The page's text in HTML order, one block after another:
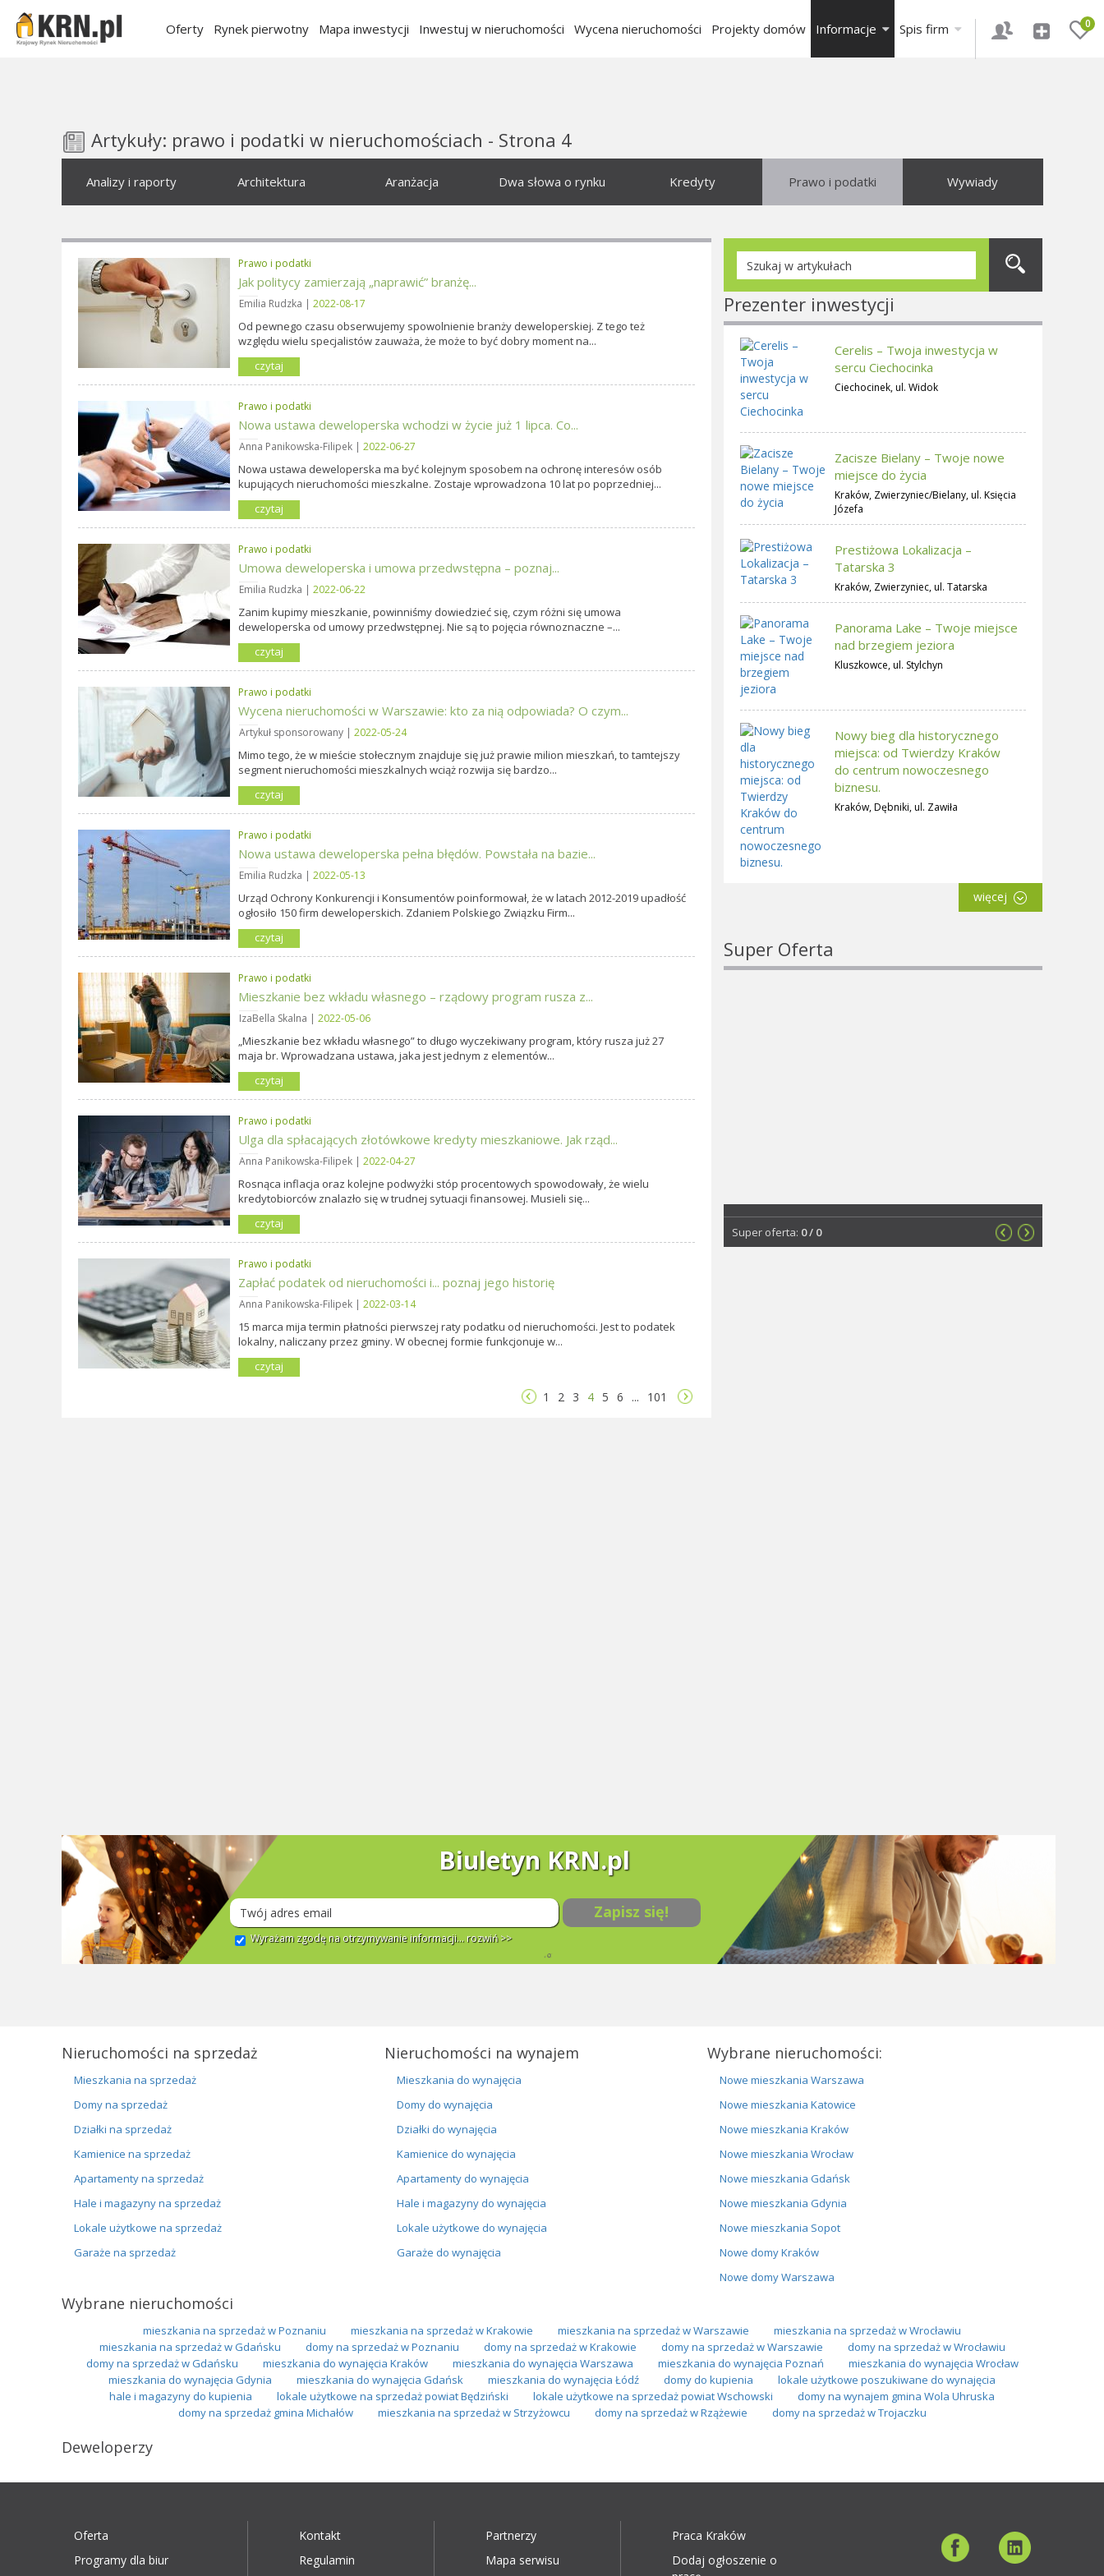
0
Oferty Rynek pierwotny Mapa inwestycji Inwestuj w nieruchomości Wycena nieruchomości Projekty domów Informacje Spis firm
Artykuły: prawo i podatki w nieruchomościach - Strona 4
Analizy i raporty Architektura Aranżacja Dwa słowa o rynku Kredyty Prawo i podatki Wywiady
Prawo i podatki
Jak politycy zamierzają „naprawić” branżę...
Emilia Rudzka | 2022-08-17
Od pewnego czasu obserwujemy spowolnienie branży deweloperskiej. Z tego też
względu wielu specjalistów zauważa, że może to być dobry moment na...
czytaj
Prawo i podatki
Nowa ustawa deweloperska wchodzi w życie już 1 lipca. Co...
Anna Panikowska-Filipek | 2022-06-27
Nowa ustawa deweloperska ma być kolejnym sposobem na ochronę interesów osób
kupujących nieruchomości mieszkalne. Zostaje wprowadzona 10 lat po poprzedniej...
czytaj
Prawo i podatki
Umowa deweloperska i umowa przedwstępna – poznaj...
Emilia Rudzka | 2022-06-22
Zanim kupimy mieszkanie, powinniśmy dowiedzieć się, czym różni się umowa
deweloperska od umowy przedwstępnej. Nie są to pojęcia równoznaczne –...
czytaj
Prawo i podatki
Wycena nieruchomości w Warszawie: kto za nią odpowiada? O czym...
Artykuł sponsorowany | 2022-05-24
Mimo tego, że w mieście stołecznym znajduje się już prawie milion mieszkań, to tamtejszy
segment nieruchomości mieszkalnych wciąż rozwija się bardzo...
czytaj
Prawo i podatki
Nowa ustawa deweloperska pełna błędów. Powstała na bazie...
Emilia Rudzka | 2022-05-13
Urząd Ochrony Konkurencji i Konsumentów poinformował, że w latach 2012-2019 upadłość
ogłosiło 150 firm deweloperskich. Zdaniem Polskiego Związku Firm...
czytaj
Prawo i podatki
Mieszkanie bez wkładu własnego – rządowy program rusza z...
IzaBella Skalna | 2022-05-06
„Mieszkanie bez wkładu własnego” to długo wyczekiwany program, który rusza już 27
maja br. Wprowadzana ustawa, jaka jest jednym z elementów...
czytaj
Prawo i podatki
Ulga dla spłacających złotówkowe kredyty mieszkaniowe. Jak rząd...
Anna Panikowska-Filipek | 2022-04-27
Rosnąca inflacja oraz kolejne podwyżki stóp procentowych spowodowały, że wielu
kredytobiorców znalazło się w trudnej sytuacji finansowej. Musieli się...
czytaj
Prawo i podatki
Zapłać podatek od nieruchomości i... poznaj jego historię
Anna Panikowska-Filipek | 2022-03-14
15 marca mija termin płatności pierwszej raty podatku od nieruchomości. Jest to podatek
lokalny, naliczany przez gminy. W obecnej formie funkcjonuje w...
czytaj
1 2 3 4 5 6 ... 101
Prezenter inwestycji
Cerelis – Twoja inwestycja w
sercu Ciechocinka
Ciechocinek, ul. Widok
Zacisze Bielany – Twoje nowe
miejsce do życia
Kraków, Zwierzyniec/Bielany, ul. Księcia
Józefa
Prestiżowa Lokalizacja –
Tatarska 3
Kraków, Zwierzyniec, ul. Tatarska
Panorama Lake – Twoje miejsce
nad brzegiem jeziora
Kluszkowce, ul. Stylchyn
Nowy bieg dla historycznego
miejsca: od Twierdzy Kraków
do centrum nowoczesnego
biznesu.
Kraków, Dębniki, ul. Zawiła
więcej
Super Oferta
Super oferta: 0/ 0
Biuletyn KRN.pl
Zapisz się!
Wyrażam zgodę na otrzymywanie informacji... rozwiń >>
Nieruchomości na sprzedaż
Mieszkania na sprzedaż
Domy na sprzedaż
Działki na sprzedaż
Kamienice na sprzedaż
Apartamenty na sprzedaż
Hale i magazyny na sprzedaż
Lokale użytkowe na sprzedaż
Garaże na sprzedaż
Nieruchomości na wynajem
Mieszkania do wynajęcia
Domy do wynajęcia
Działki do wynajęcia
Kamienice do wynajęcia
Apartamenty do wynajęcia
Hale i magazyny do wynajęcia
Lokale użytkowe do wynajęcia
Garaże do wynajęcia
Wybrane nieruchomości:
Nowe mieszkania Warszawa
Nowe mieszkania Katowice
Nowe mieszkania Kraków
Nowe mieszkania Wrocław
Nowe mieszkania Gdańsk
Nowe mieszkania Gdynia
Nowe mieszkania Sopot
Nowe domy Kraków
Nowe domy Warszawa
Wybrane nieruchomości
mieszkania na sprzedaż w Poznaniu mieszkania na sprzedaż w Krakowie mieszkania na sprzedaż w Warszawie
mieszkania na sprzedaż w Wrocławiu
mieszkania na sprzedaż w Gdańsku
domy na sprzedaż w Poznaniu domy na sprzedaż w Krakowie domy na sprzedaż w Warszawie
domy na sprzedaż w Wrocławiu
domy na sprzedaż w Gdańsku
mieszkania do wynajęcia Kraków mieszkania do wynajęcia Warszawa mieszkania do wynajęcia Poznań
mieszkania do wynajęcia Wrocław
mieszkania do wynajęcia Gdynia
mieszkania do wynajęcia Gdańsk mieszkania do wynajęcia Łódź domy do kupienia
lokale użytkowe poszukiwane do wynajęcia
hale i magazyny do kupienia
lokale użytkowe na sprzedaż powiat Będziński lokale użytkowe na sprzedaż powiat Wschowski
domy na wynajem gmina Wola Uhruska
domy na sprzedaż gmina Michałów
mieszkania na sprzedaż w Strzyżowcu domy na sprzedaż w Rzążewie domy na sprzedaż w Trojaczku
Deweloperzy
Oferta
Programy dla biur
Kontakt
Regulamin
Partnerzy
Mapa serwisu
Praca Kraków
Dodaj ogłoszenie o